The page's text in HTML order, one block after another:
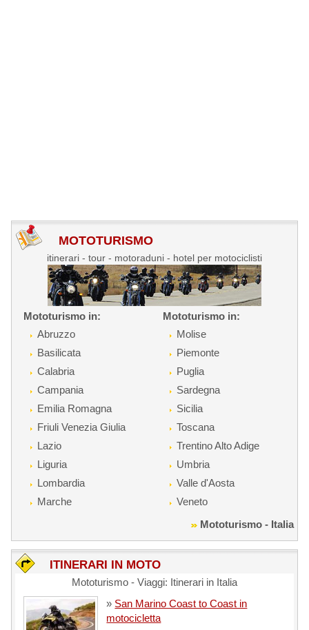
MOTOTURISMO
itinerari - tour - motoraduni - hotel per motociclisti
Mototurismo in:
Abruzzo
Basilicata
Calabria
Campania
Emilia Romagna
Friuli Venezia Giulia
Lazio
Liguria
Lombardia
Marche
Mototurismo in:
Molise
Piemonte
Puglia
Sardegna
Sicilia
Toscana
Trentino Alto Adige
Umbria
Valle d'Aosta
Veneto
Mototurismo - Italia
ITINERARI IN MOTO
Mototurismo - Viaggi: Itinerari in Italia
» San Marino Coast to Coast in
motocicletta